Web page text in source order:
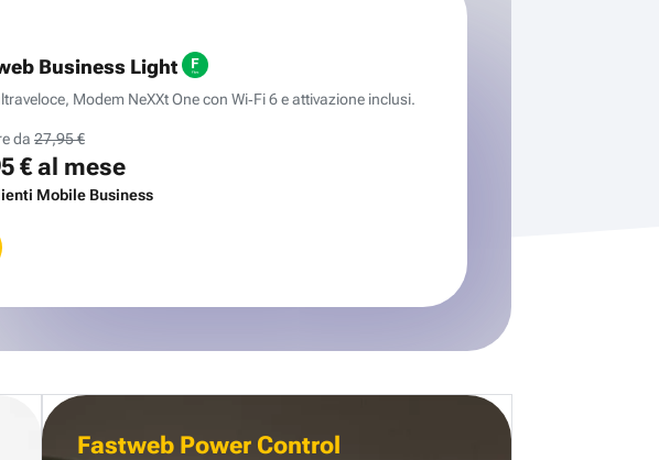
Business Light
Modem NeXXt One con Wi‑Fi 6 e attivazione inclusi.
da 27,95 €
€al mese
Mobile Business
Fastweb Power Control